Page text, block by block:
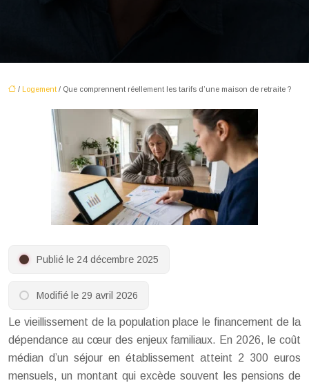
/ Logement / Que comprennent réellement les tarifs d’une maison de retraite ?
Publié le 24 décembre 2025
Modifié le 29 avril 2026
Le vieillissement de la population place le financement de la
dépendance au cœur des enjeux familiaux. En 2026, le coût
médian d’un séjour en établissement atteint 2 300 euros
mensuels, un montant qui excède souvent les pensions de